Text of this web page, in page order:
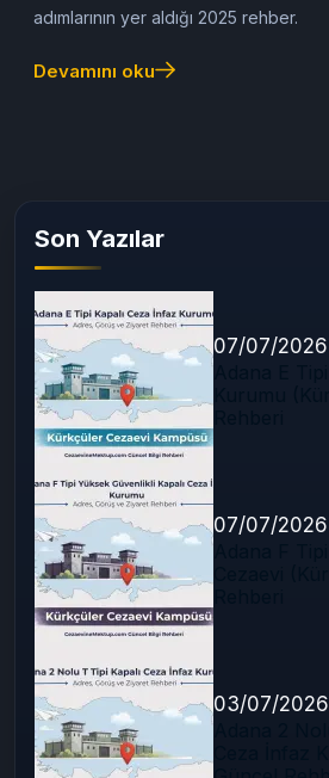
adımlarının yer aldığı 2025 rehber.
Devamını oku
Son Yazılar
07/07/2026
07/07/2026
03/07/2026